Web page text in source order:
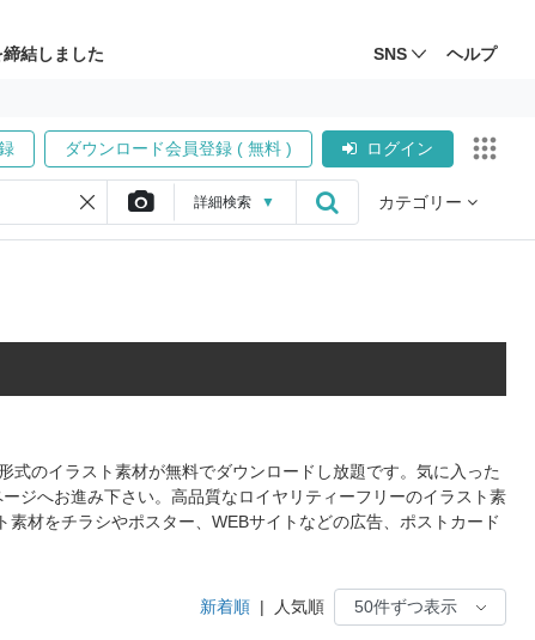
結しました SNS ヘルプ
ダウンロード会員登録 ( 無料 ) ログイン
詳細検索 ▼ カテゴリー
のイラスト素材が無料でダウンロードし放題です。気に入った
ジへお進み下さい。高品質なロイヤリティーフリーのイラスト素
材をチラシやポスター、WEBサイトなどの広告、ポストカード
新着順 | 人気順